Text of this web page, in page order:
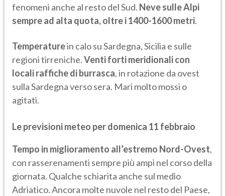
fenomeni anche al resto del Sud. Neve sulle Alpi
sempre ad alta quota, oltre i 1400-1600 metri.
Temperaturein calo su Sardegna, Sicilia e sulle
regioni tirreniche.Venti forti meridionali con
locali raffiche di burrasca, in rotazione da ovest
sulla Sardegna verso sera. Mari molto mossi o
agitati.
Le previsioni meteo per domenica 11 febbraio
Tempo in miglioramento all’estremo Nord-Ovest,
con rasserenamenti sempre più ampi nel corso della
giornata. Qualche schiarita anche sul medio
Adriatico. Ancora molte nuvole nel resto del Paese,